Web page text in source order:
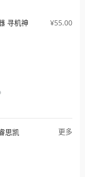
寻机神
¥55.00
思凯
更多